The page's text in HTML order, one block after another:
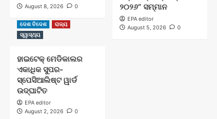
August 8, 2026
0
୨୦୨୬” ସମ୍ମାନ
EPA editor
August 5, 2026
0
ଦେଶ ବିଦେଶ
ରାଜ୍ୟ
ସ୍ୱାସ୍ଥ୍ୟ
ହାଇଟେକ୍ ମେଡିକାଲର
ଏକାଧିକ ସୁପର-
ସ୍ପେସିଆଲିଷ୍ଟ ୱାର୍ଡ
ଉଦ୍‌ଘାଟିତ
EPA editor
August 2, 2026
0